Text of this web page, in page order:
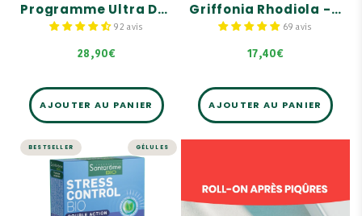
Programme Ultra Détox Bio - 30 ampoules
92 avis
28,90€
DÉTOX Bio exclusif et
commun aux 3 étapes !
AJOUTER AU PANIER
Griffonia Rhodiola - 20 ampoules
69 avis
17,40€
améliorant l'activité
l'impact négatif du stress
sur l'organisme.
AJOUTER AU PANIER
BESTSELLER GÉLULES
STRESS ET MÉMOIRE
Stress Control Bio
- 30 gélules